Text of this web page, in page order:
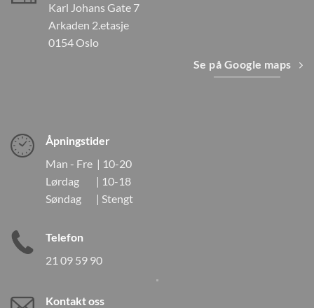
Karl Johans Gate 7
Arkaden 2.etasje
0154 Oslo
Se på Google maps
Åpningstider
Man - Fre | 10-20
Lørdag | 10-18
Søndag | Stengt
Telefon
21 09 59 90
Kontakt oss